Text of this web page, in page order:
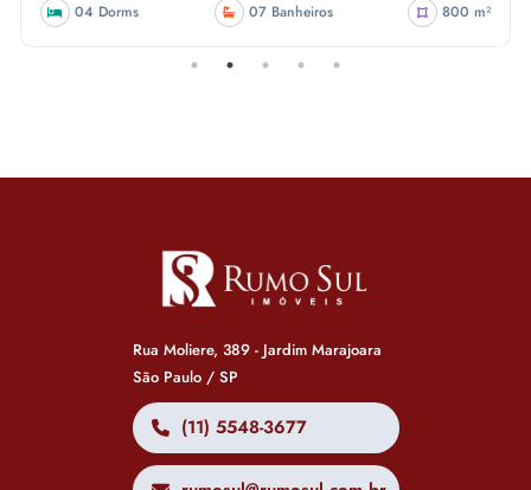
04 Dorms 07 Banheiros 800 m²
Rua Moliere, 389 - Jardim Marajoara
São Paulo / SP
(11) 5548-3677